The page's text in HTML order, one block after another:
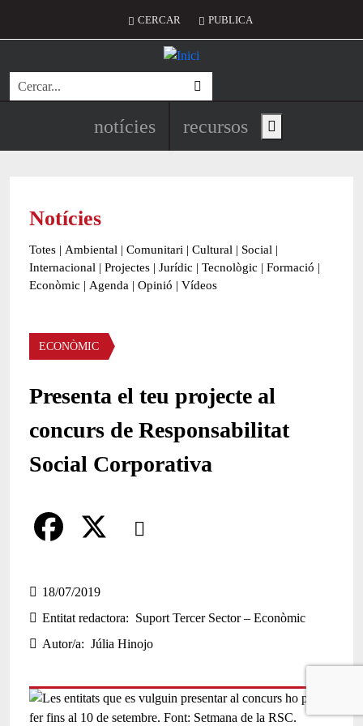
Menú del compte d'usuari
CERCAR PUBLICA
Cerca
Navegació principal de
notícies recursos Show main menu
Notícies
Totes | Ambiental | Comunitari | Cultural | Social |
Internacional | Projectes | Jurídic | Tecnològic | Formació |
Econòmic | Agenda | Opinió | Vídeos
Àmbit de la notícia
ECONÒMIC
Presenta el teu projecte al
concurs de Responsabilitat
Social Corporativa
Comparteix
a
c
e
o
18/07/2019
Entitat redactora
Suport Tercer Sector – Econòmic
Autor/a
Júlia Hinojo